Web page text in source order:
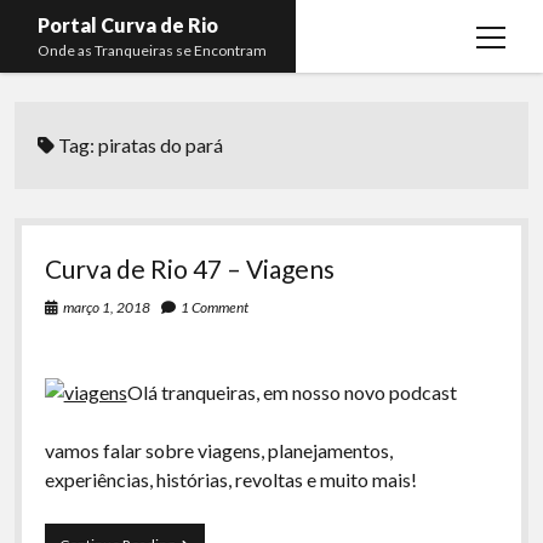
Portal Curva de Rio
Onde as Tranqueiras se Encontram
open
menu
Curva de Rio
Arquivo CDR
Membros
Tag:piratas do pará
Curva de Rio 47 – Viagens
março 1, 2018 1 Comment
Olá tranqueiras, em nosso novo podcast
vamos falar sobre viagens, planejamentos,
experiências, histórias, revoltas e muito mais!